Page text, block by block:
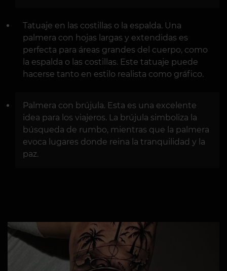
Tatuaje en las costillas o la espalda. Una
palmera con hojas largas y extendidas es
perfecta para áreas grandes del cuerpo, como
la espalda o las costillas. Este tatuaje puede
hacerse tanto en estilo realista como gráfico.
Palmera con brújula. Esta es una excelente
idea para los viajeros. La brújula simboliza la
búsqueda de rumbo, mientras que la palmera
evoca lugares donde reina la tranquilidad y la
paz.